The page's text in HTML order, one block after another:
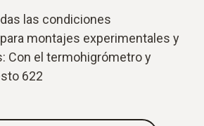
las condiciones
montajes experimentales y
Con el termohigrómetro y
622